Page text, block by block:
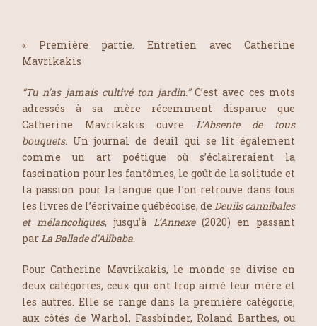
« Première partie. Entretien avec Catherine
Mavrikakis
“Tu n’as jamais cultivé ton jardin.”C’est avec ces mots
adressés à sa mère récemment disparue que
Catherine Mavrikakis ouvre L’Absente de tous
bouquets. Un journal de deuil qui se lit également
comme un art poétique où s’éclaireraient la
fascination pour les fantômes, le goût de la solitude et
la passion pour la langue que l’on retrouve dans tous
les livres de l’écrivaine québécoise, de Deuils cannibales
et mélancoliques, jusqu’à L’Annexe(2020) en passant
parLa Ballade d’Alibaba.
Pour Catherine Mavrikakis, le monde se divise en
deux catégories, ceux qui ont trop aimé leur mère et
les autres. Elle se range dans la première catégorie,
aux côtés de Warhol, Fassbinder, Roland Barthes, ou